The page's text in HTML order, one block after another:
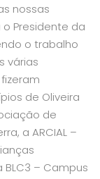
nossas
Presidente da
o trabalho
várias
de Oliveira
de
a ARCIAL –
– Campus